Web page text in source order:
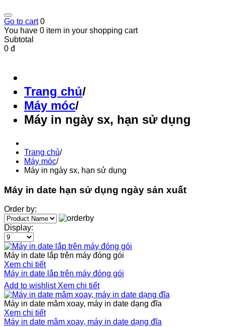
Go to cart 0
You have 0 item in your shopping cart
Subtotal
0 đ
Trang chủ/
Máy móc/
Máy in ngày sx, hạn sử dụng
Trang chủ/
Máy móc/
Máy in ngày sx, hạn sử dụng
Máy in date hạn sử dụng ngày sản xuất
Order by:
Display:
Máy in date lắp trên máy đóng gói
Xem chi tiết
Máy in date lắp trên máy đóng gói
Add to wishlist Xem chi tiết
Máy in date mâm xoay, máy in date dạng đĩa
Xem chi tiết
Máy in date mâm xoay, máy in date dạng đĩa